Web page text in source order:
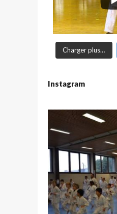
Charger plus…
Instagram